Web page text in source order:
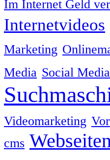
Im Internet Geld
Internetvideos
Marketing
Media Social
Videomarketing
cms